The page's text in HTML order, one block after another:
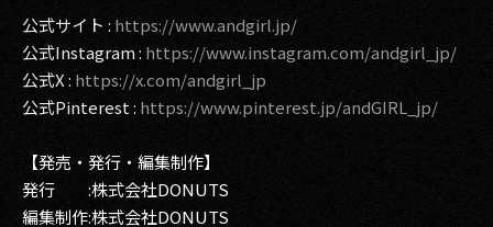
公式サイト : https://www.andgirl.jp/
公式Instagram : https://www.instagram.com/andgirl_jp/
公式X : https://x.com/andgirl_jp
公式Pinterest : https://www.pinterest.jp/andGIRL_jp/
【発売・発行・編集制作】
発行 :株式会社DONUTS
編集制作:株式会社DONUTS